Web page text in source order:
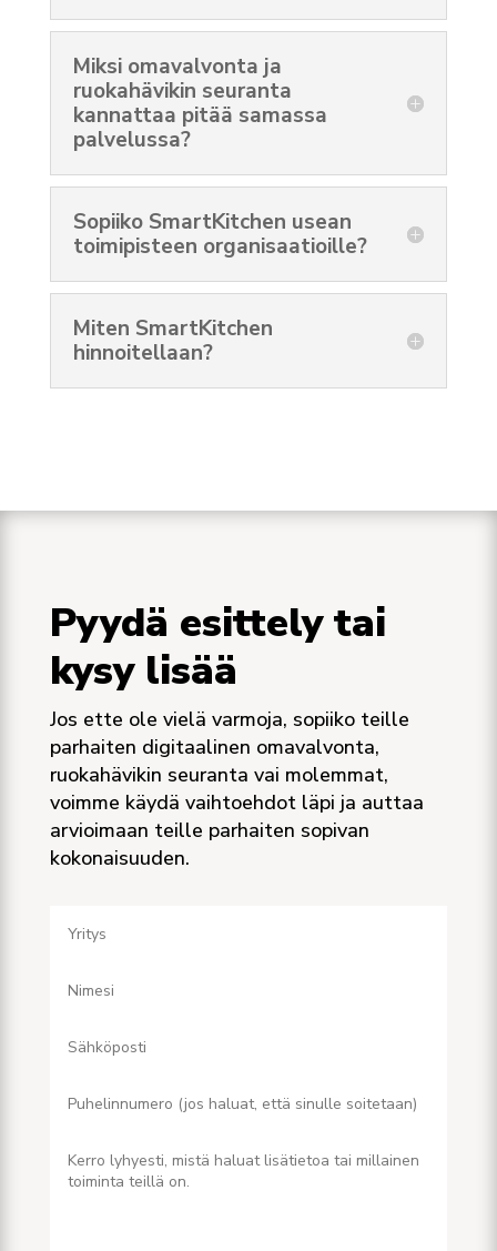
Miksi omavalvonta ja
ruokahävikin seuranta
kannattaa pitää samassa
palvelussa?
Sopiiko SmartKitchen usean
toimipisteen organisaatioille?
Miten SmartKitchen
hinnoitellaan?
Pyydä esittely tai
kysy lisää
Jos ette ole vielä varmoja, sopiiko teille
parhaiten digitaalinen omavalvonta,
ruokahävikin seuranta vai molemmat,
voimme käydä vaihtoehdot läpi ja auttaa
arvioimaan teille parhaiten sopivan
kokonaisuuden.